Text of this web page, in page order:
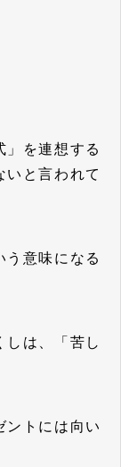
」を連想する
いと言われて
う意味になる
しは、「苦し
ントには向い